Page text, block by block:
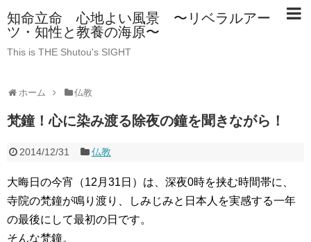
知命立命 心地よい風景 〜リベラルアー
ツ・知性と教養の海原〜
This is THE Shutou's SIGHT
ホーム 仏教
梵鐘！心に染み渡る除夜の鐘を聞きながら！
2014/12/31 仏教
大晦日の今宵（12月31日）は、深夜0時を挟む時間帯に、
寺院の梵鐘が鳴り渡り、しみじみと日本人を実感する一年
の最後にして最初の日です。
そんな梵鐘。